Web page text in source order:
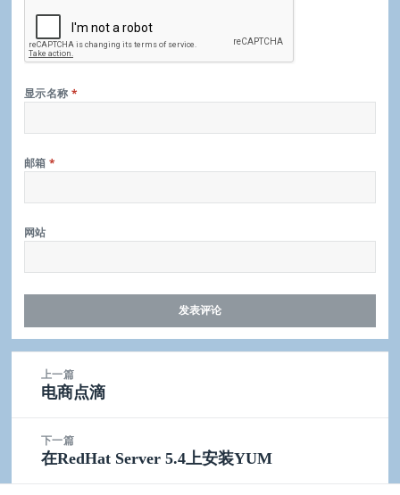
显示名称*
邮箱*
网站
上一篇
上
文
章：
电商点滴
下一篇
下
在RedHat Server 5.4上安装YUM